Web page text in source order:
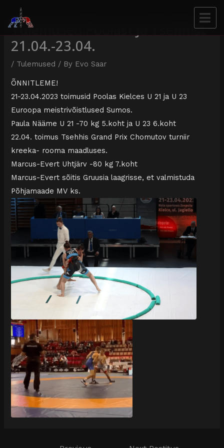
Tulemused Poolast Ja Tsehhist
21.04.-23.04.
/ Tulemused / By Evo Saar
ÕNNITLEME!
21-23.04.2023 toimusid Poolas Kielces U 21 ja U 23
Euroopa meistrivõistlused Sumos.
Paula Nääme U 21 -70 kg 5.koht ja U 23 6.koht
22.04. toimus Tsehhis Grand Prix Chomutov turniir
kreeka- rooma maadluses.
Marcus-Evert Uhtjärv -80 kg 7.koht
Marcus-Evert sõitis Gruusia laagrisse, et valmistuda
Põhjamaade MV ks.